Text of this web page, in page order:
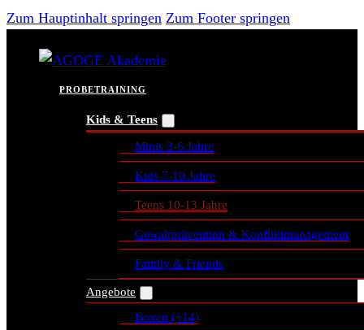
Zum Hauptinhalt springen Zum Footer springen
PROBETRAINING
Kids & Teens
Minis 3-6 Jahre
Kids 7-10 Jahre
Teens 10-13 Jahre
Gewaltprävention & Konfliktmanagement
Family & Friends
Angebote
Boxen (+14)